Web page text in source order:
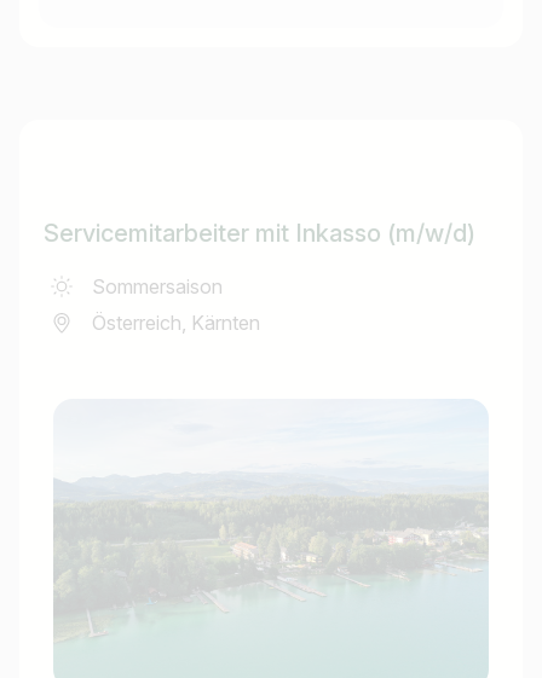
Servicemitarbeiter mit Inkasso (m/w/d)
Sommersaison
Österreich, Kärnten